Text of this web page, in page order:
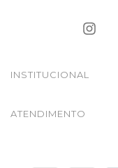
INSTITUCIONAL
ATENDIMENTO